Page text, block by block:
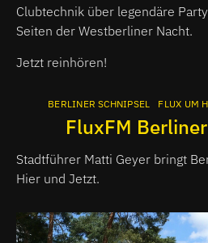
Clubtechnik über legendäre
Seiten der Westberliner Nacht.
Jetzt reinhören!
BERLINER SCHNIPSEL FLUX UM
FluxFM
Stadtführer Matti Geyer bringt
Hier und Jetzt.